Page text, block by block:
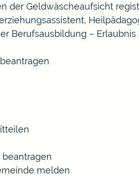
der Geldwäscheaufsicht
Berufsausbildung –
melden